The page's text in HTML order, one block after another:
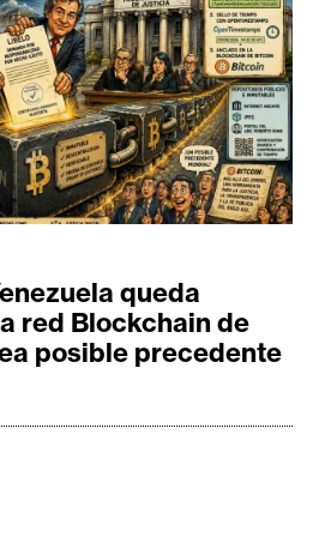
queda
red Blockchain de
posible precedente